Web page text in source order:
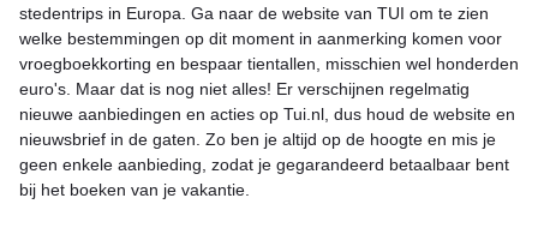
stedentrips in Europa. Ga naar de website van TUI om te zien
welke bestemmingen op dit moment in aanmerking komen voor
vroegboekkorting en bespaar tientallen, misschien wel honderden
euro's. Maar dat is nog niet alles! Er verschijnen regelmatig
nieuwe aanbiedingen en acties op Tui.nl, dus houd de website en
nieuwsbrief in de gaten. Zo ben je altijd op de hoogte en mis je
geen enkele aanbieding, zodat je gegarandeerd betaalbaar bent
bij het boeken van je vakantie.